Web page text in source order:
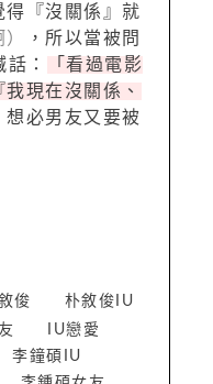
『沒關係』就
，所以當被問
：
「看過電影
現在沒關係、
想必男友又要被
狂
得獎告白「我
回應啦